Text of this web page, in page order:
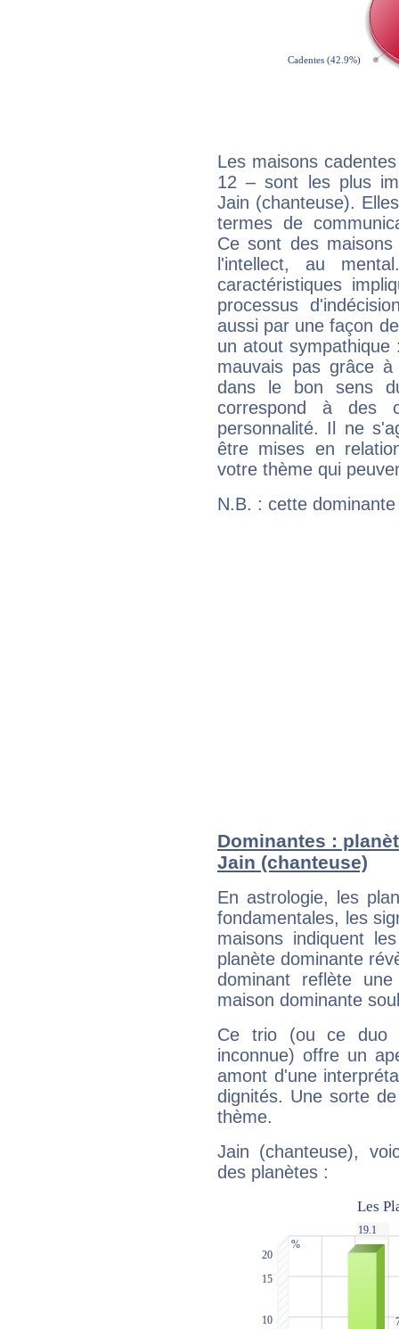
Les maisons
12 – sont les plus
Jain (chanteuse).
termes de
Ce sont des
l'intellect, au
caractéristiques
processus
aussi par une façon
un atout
mauvais pas grâce
dans le bon sens
correspond à des
personnalité. Il ne
être mises en
votre thème qui
N.B. : cette
Dominantes :
Jain (chanteuse)
En astrologie, les
fondamentales, les
maisons indiquent
planète dominante
dominant reflète
maison dominante
Ce trio (ou ce duo
inconnue) offre un
amont d'une
dignités. Une sorte
thème.
Jain (chanteuse),
des planètes :